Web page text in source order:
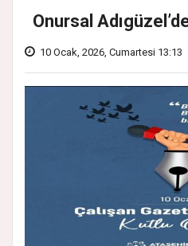
Onursal
10 Ocak, 2026, Cumartesi 13:13